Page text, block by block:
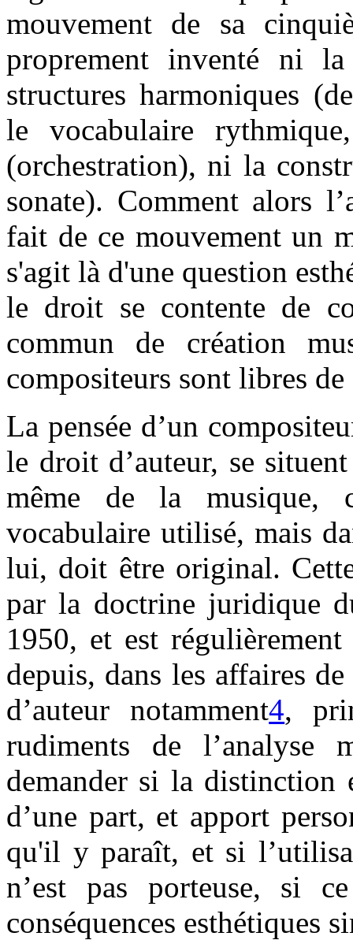
mouvement de sa
proprement inventé ni
structures harmoniques
le vocabulaire
(orchestration), ni la
sonate). Comment alors
fait de ce mouvement un
s'agit là d'une question
le droit se contente de
commun de création
compositeurs sont libres
La pensée d’un
le droit d’auteur, se
même de la musique,
vocabulaire utilisé, mais
lui, doit être original.
par la doctrine juridique
1950, et est
depuis, dans les affaires
d’auteur notamment4,
rudiments de l’analyse
demander si la
d’une part, et apport
qu'il y paraît, et si
n’est pas porteuse, si
conséquences esthétiques